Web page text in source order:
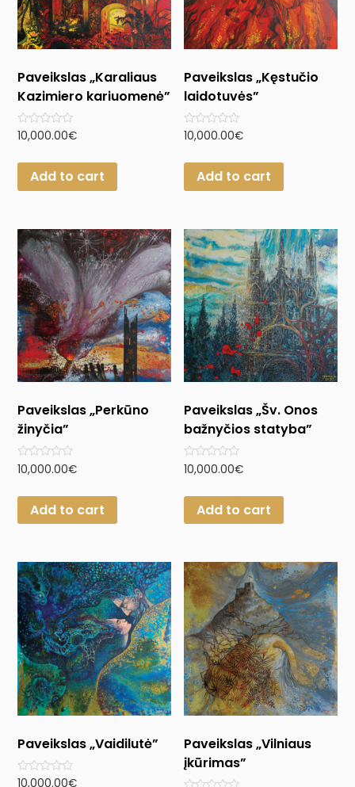
Paveikslas „Karaliaus
Kazimiero kariuomenė”
Rated
of
10,000.00€
Add to cart
Paveikslas „Kęstučio
laidotuvės”
Rated
of
10,000.00€
Add to cart
Paveikslas „Perkūno
žinyčia”
Rated
0
of
10,000.00€
Add to cart
Paveikslas „Šv. Onos
bažnyčios statyba”
Rated
0
of
10,000.00€
Add to cart
Paveikslas „Vaidilutė”
Rated
10,000.00€
Paveikslas „Vilniaus
įkūrimas”